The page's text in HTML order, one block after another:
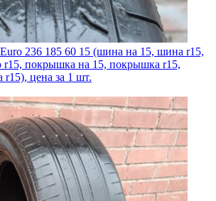
236 185 60 15 (шина на 15, шина r15,
r15, покрышка на 15, покрышка r15,
r15), цена за 1 шт.